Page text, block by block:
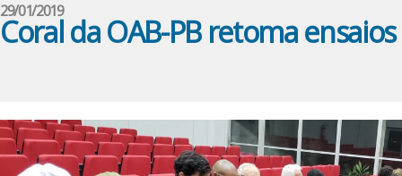
29/01/2019
Coral da OAB-PB retoma